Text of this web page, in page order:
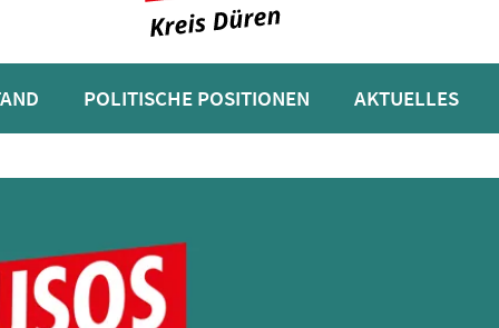
POLITISCHE POSITIONEN AKTUELLES